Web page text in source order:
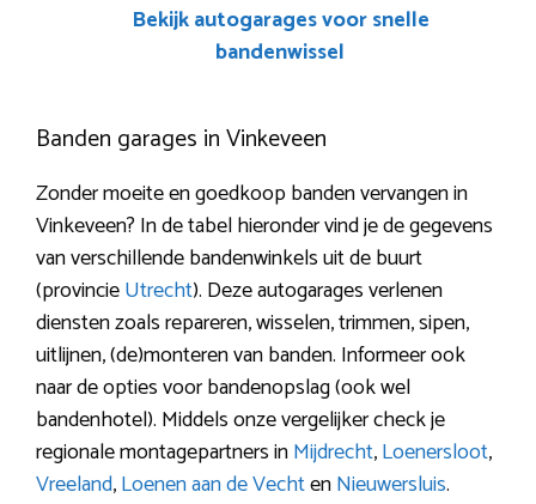
Bekijk autogarages voor snelle
bandenwissel
Banden garages in Vinkeveen
Zonder moeite en goedkoop banden vervangen in
Vinkeveen? In de tabel hieronder vind je de gegevens
van verschillende bandenwinkels uit de buurt
(provincieUtrecht). Deze autogarages verlenen
diensten zoals repareren, wisselen, trimmen, sipen,
uitlijnen, (de)monteren van banden. Informeer ook
naar de opties voor bandenopslag (ook wel
bandenhotel). Middels onze vergelijker check je
regionale montagepartners inMijdrecht,Loenersloot,
Vreeland,Loenen aan de VechtenNieuwersluis.